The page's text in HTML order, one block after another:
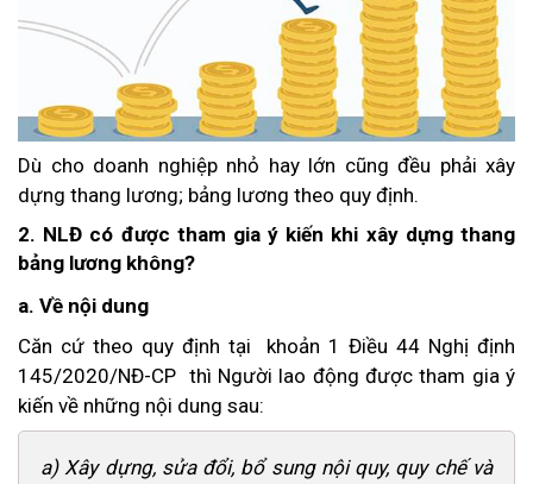
Dù cho doanh nghiệp nhỏ hay lớn cũng đều phải xây
dựng thang lương; bảng lương theo quy định.
2. NLĐ có được tham gia ý kiến khi xây dựng thang
bảng lương không?
a. Về nội dung
Căn cứ theo quy định tại khoản 1 Điều 44 Nghị định
145/2020/NĐ-CP thì Người lao động được tham gia ý
kiến về những nội dung sau:
a) Xây dựng, sửa đổi, bổ sung nội quy, quy chế và